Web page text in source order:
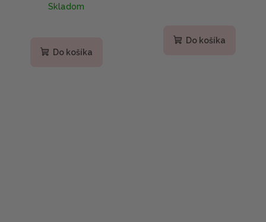
Skladom
Do košíka
Do košíka